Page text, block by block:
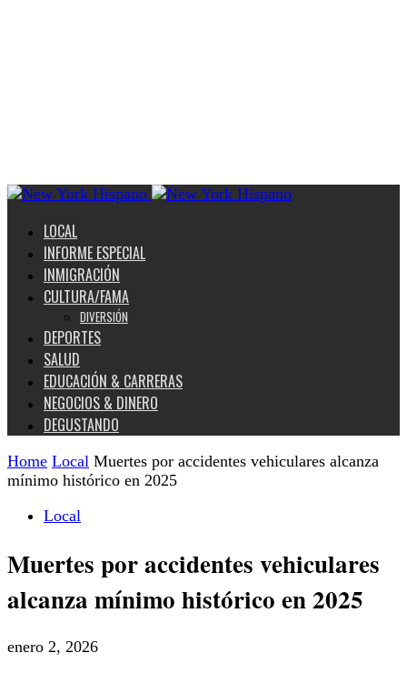
LOCAL
INFORME ESPECIAL
INMIGRACIÓN
CULTURA/FAMA
DIVERSIÓN
DEPORTES
SALUD
EDUCACIÓN & CARRERAS
NEGOCIOS & DINERO
DEGUSTANDO
Home Local Muertes por accidentes vehiculares alcanza
mínimo histórico en 2025
Local
Muertes por accidentes vehiculares
alcanza mínimo histórico en 2025
enero 2, 2026